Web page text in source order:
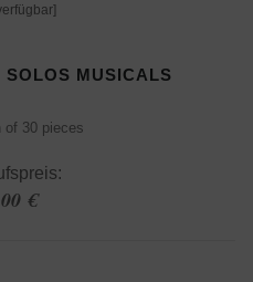
MUSICALS
of 30 pieces
€